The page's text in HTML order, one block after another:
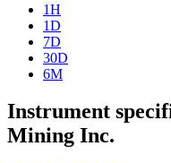
1H
1D
7D
30D
6M
Instrument
Mining Inc.